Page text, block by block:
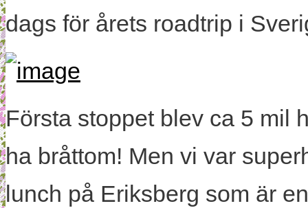
dags för årets roadtrip i
Första stoppet blev ca 5 mil
ha bråttom! Men vi var
lunch på Eriksberg som är